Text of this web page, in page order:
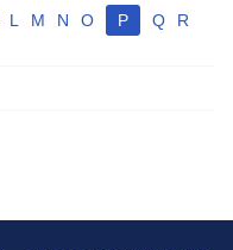
L M N O P Q
R